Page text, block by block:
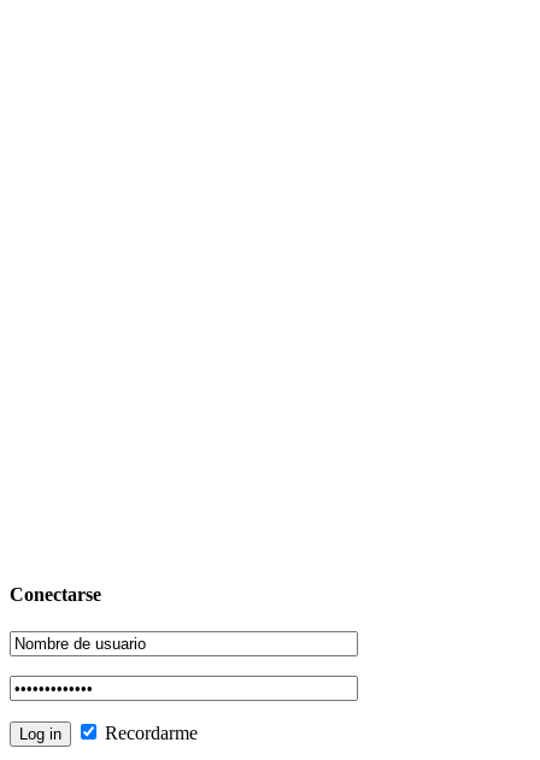
Conectarse
Recordarme